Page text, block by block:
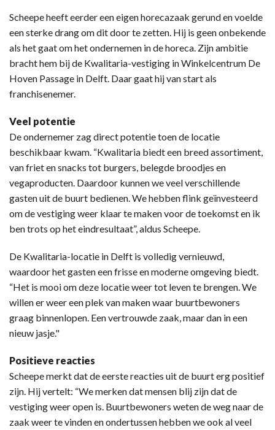
Scheepe heeft eerder een eigen horecazaak gerund en voelde
een sterke drang om dit door te zetten. Hij is geen onbekende
als het gaat om het ondernemen in de horeca. Zijn ambitie
bracht hem bij de Kwalitaria-vestiging in Winkelcentrum De
Hoven Passage in Delft. Daar gaat hij van start als
franchisenemer.
Veel potentie
De ondernemer zag direct potentie toen de locatie
beschikbaar kwam. “Kwalitaria biedt een breed assortiment,
van friet en snacks tot burgers, belegde broodjes en
vegaproducten. Daardoor kunnen we veel verschillende
gasten uit de buurt bedienen. We hebben flink geïnvesteerd
om de vestiging weer klaar te maken voor de toekomst en ik
ben trots op het eindresultaat”, aldus Scheepe.
De Kwalitaria-locatie in Delft is volledig vernieuwd,
waardoor het gasten een frisse en moderne omgeving biedt.
“Het is mooi om deze locatie weer tot leven te brengen. We
willen er weer een plek van maken waar buurtbewoners
graag binnenlopen. Een vertrouwde zaak, maar dan in een
nieuw jasje."
Positieve reacties
Scheepe merkt dat de eerste reacties uit de buurt erg positief
zijn. Hij vertelt: “We merken dat mensen blij zijn dat de
vestiging weer open is. Buurtbewoners weten de weg naar de
zaak weer te vinden en ondertussen hebben we ook al veel